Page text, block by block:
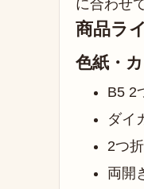
に合わせ
商品ラ
色紙・
B5 2
ダイ
2つ
両開